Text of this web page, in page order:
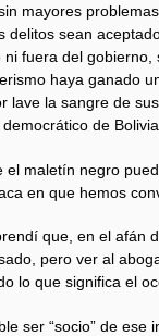
mayores
delitos sean
fuera del gobierno,
haya ganado
lave la sangre de
de Bolivia.
el maletín negro
en que hemos
que, en el afán
pero ver al
lo que significa el
ser “socio” de